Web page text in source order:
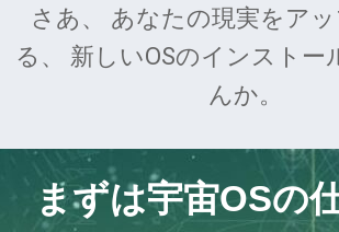
さあ、 あなたの現実をア
る、 新しいOSのインストー
んか。
まずは宇宙OSの